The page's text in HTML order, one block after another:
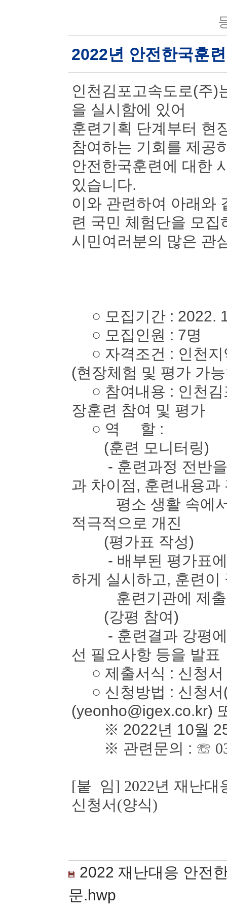
2022년 안전한국훈
인천김포고속도로(주)
을 실시함에 있어
훈련기획 단계부터 현
참여하는 기회를 제공
안전한국훈련에 대한
있습니다.
이와 관련하여 아래와
련 국민 체험단을 모집
시민여러분의 많은 관
○ 모집기간 : 2022.
○ 모집인원 : 7명
○ 자격조건 : 인천지
(현장체험 및 평가 가
○ 참여내용 : 인천김
장훈련 참여 및 평가
○ 역 할 :
(훈련 모니터링)
- 훈련과정 전반을
과 차이점, 훈련내용과
평소 생활 속에서
적극적으로 개진
(평가표 작성)
- 배부된 평가표에
하게 실시하고, 훈련이
훈련기관에 제출
(강평 참여)
- 훈련결과 강평에
선 필요사항 등을 발표
○ 제출서식 : 신청서
○ 신청방법 : 신청서
(yeonho@igex.co.kr)
※ 2022년 10월 25
※ 관련문의 : ☏
[붙 임] 2022년 재난대
신청서(양식)
2022 재난대응 안전
문.hwp